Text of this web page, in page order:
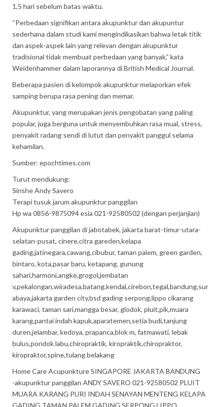
1,5 hari sebelum batas waktu.
“Perbedaan signifikan antara akupunktur dan akupuntur
sederhana dalam studi kami mengindikasikan bahwa letak titik
dan aspek-aspek lain yang relevan dengan akupunktur
tradisional tidak membuat perbedaan yang banyak,” kata
Weidenhammer dalam laporannya di British Medical Journal.
Beberapa pasien di kelompok akupunktur melaporkan efek
samping berupa rasa pening dan memar.
Akupunktur, yang merupakan jenis pengobatan yang paling
popular, juga berguna untuk menyembuhkan rasa mual, stress,
penyakit radang sendi di lutut dan penyakit panggul selama
kehamilan.
Sumber: epochtimes.com
Turut mendukung:
Sinshe Andy Savero
Terapi tusuk jarum akupunktur panggilan
Hp wa 0856-9875094 esia 021-92580502 (dengan perjanjian)
Akupunktur panggilan di jabotabek, jakarta barat-timur-utara-
selatan-pusat, cinere,citra gareden,kelapa
gading,jatinegara,cawang,cibubur, taman palem, green garden,
bintaro, kota,pasar baru, ketapang, gunung
sahari,harmoni,angke,grogol,jembatan
v,pekalongan,wiradesa,batang,kendal,cirebon,tegal,bandung,sur
abaya,jakarta garden city,bsd gading serpong,lippo cikarang
karawaci, taman sari,mangga besar, glodok, pluit,pik,muara
karang,pantai indah kapuk,aparatemen,setia budi,tanjung
duren,jelambar, kedoya, prapanca,blok m, fatmawati, lebak
bulus,pondok labu,chiropraktik, kiropraktik,chiropraktor,
kiropraktor,spine,tulang belakang
Home Care Acupunkture SINGAPORE JAKARTA BANDUNG
-akupunktur panggilan ANDY SAVERO 021-92580502 PLUIT
MUARA KARANG PURI INDAH SENAYAN MENTENG KELAPA